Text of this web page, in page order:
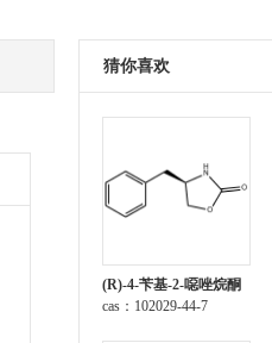
猜你喜欢
(R)-4-苄基-2-噁唑烷酮
cas：102029-44-7